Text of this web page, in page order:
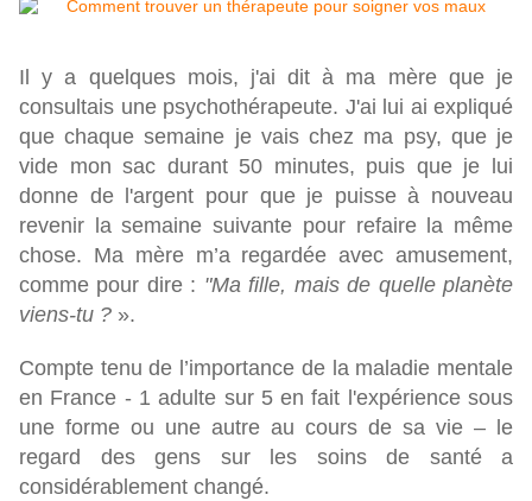
Il y a quelques mois, j'ai dit à ma mère que je
consultais une psychothérapeute. J'ai lui ai expliqué
que chaque semaine je vais chez ma psy, que je
vide mon sac durant 50 minutes, puis que je lui
donne de l'argent pour que je puisse à nouveau
revenir la semaine suivante pour refaire la même
chose. Ma mère m’a regardée avec amusement,
comme pour dire : "Ma fille, mais de quelle planète
viens-tu ? ».
Compte tenu de l’importance de la maladie mentale
en France - 1 adulte sur 5 en fait l'expérience sous
une forme ou une autre au cours de sa vie – le
regard des gens sur les soins de santé a
considérablement changé.